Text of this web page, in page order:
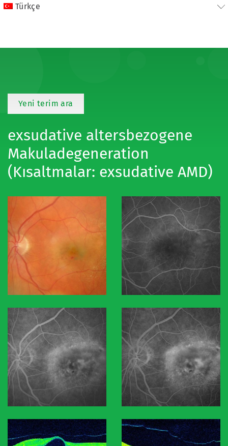
Türkçe
Yeni terim ara
exsudative altersbezogene
Makuladegeneration
(Kısaltmalar: exsudative AMD)